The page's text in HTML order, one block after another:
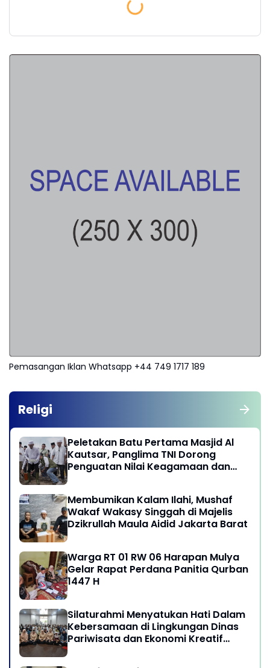
Pemasangan Iklan Whatsapp +44 749 1717 189
Religi
Peletakan Batu Pertama Masjid Al
Kautsar, Panglima TNI Dorong
Penguatan Nilai Keagamaan dan
Membumikan Kalam Ilahi, Mushaf
Wakaf Wakasy Singgah di Majelis
Dzikrullah Maula Aidid Jakarta Barat
Warga RT 01 RW 06 Harapan Mulya
Gelar Rapat Perdana Panitia Qurban
1447 H
Silaturahmi Menyatukan Hati Dalam
Kebersamaan di Lingkungan Dinas
Pariwisata dan Ekonomi Kreatif